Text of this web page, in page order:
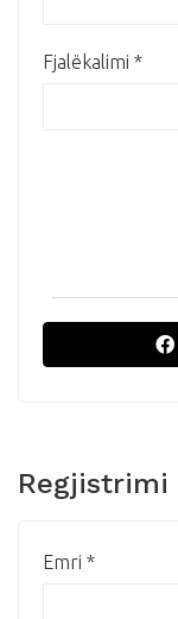
Fjalëkalimi *
Regjistrimi
Emri *